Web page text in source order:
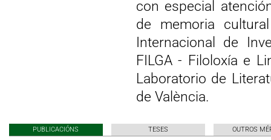
con especial
de memoria
Internacional de
FILGA - Filoloxía e
Laboratorio de
de València.
PUBLICACIÓNS TESES OUTROS